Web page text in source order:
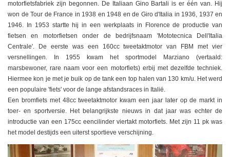
motorfietsfabriek zijn begonnen. De Italiaan Gino Bartali is er één van. Hij
won de Tour de France in 1938 en 1948 en de Giro d'Italia in 1936, 1937 en
1946. In 1953 startte hij in een werkplaats in Florence de productie van
fietsen en motorfietsen onder de bedrijfsnaam 'Mototecnica Dell'Italia
Centrale'. De eerste was een 160cc tweetaktmotor van FBM met vier
versnellingen. In 1955 kwam het sportmodel Marziano (vertaald:
marsbewoner, rare naam voor een motorfiets) erbij met dezelfde techniek.
Hiermee kon je met je buik op de tank een top halen van 130 km/u. Het werd
een populaire 'fiets' voor de lange afstandsraces in Italië.
Een bromfiets met 48cc tweetaktmotor kwam een jaar later op de markt in
toer- en sportversie. Het belangrijkste nieuws in dat jaar was echter de
introductie van een 175cc eencilinder viertakt motorfiets. Met zijn 11 pk was
het model destijds een uiterst sportieve verschijning.